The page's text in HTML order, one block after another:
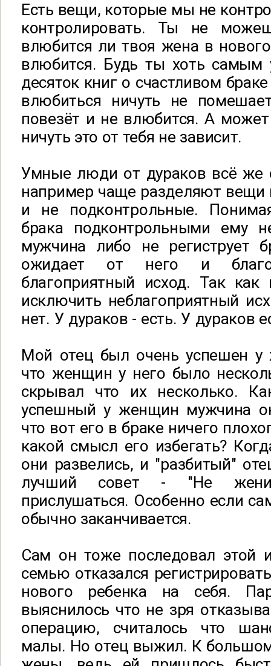
Есть вещи, которые мы не
контролировать. Ты не
влюбится ли твоя жена в
влюбится. Будь ты хоть
десяток книг о счастливом
влюбиться ничуть не
повезёт и не влюбится. А
ничуть это от тебя не зависит.
Умные люди от дураков всё же
например чаще разделяют вещи
и не подконтрольные.
брака подконтрольными ему
мужчина либо не региструет
ожидает от него и
благоприятный исход. Так как
исключить неблагоприятный
нет. У дураков - есть. У дураков
Мой отец был очень успешен у
что женщин у него было
скрывал что их несколько.
успешный у женщин мужчина
что вот его в браке ничего
какой смысл его избегать?
они развелись, и "разбитый"
лучший совет - "Не
прислушаться. Особенно если
обычно заканчивается.
Сам он тоже последовал этой
семью отказался
нового ребенка на себя.
выяснилось что не зря
операцию, считалось что
малы. Но отец выжил. К